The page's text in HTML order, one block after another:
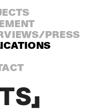
PRESS
」